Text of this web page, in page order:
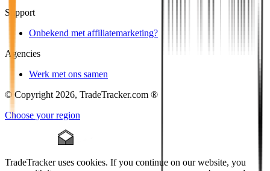
Support
Onbekend met affiliatemarketing?
Agencies
Werk met ons samen
© Copyright 2026, TradeTracker.com ®
Choose your region
TradeTracker uses cookies. If you continue on our website, you